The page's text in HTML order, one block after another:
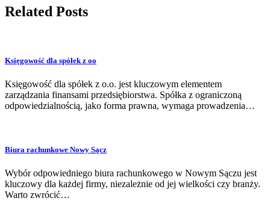
Related Posts
Księgowość dla spółek z oo
Księgowość dla spółek z o.o. jest kluczowym elementem
zarządzania finansami przedsiębiorstwa. Spółka z ograniczoną
odpowiedzialnością, jako forma prawna, wymaga prowadzenia…
Biura rachunkowe Nowy Sącz
Wybór odpowiedniego biura rachunkowego w Nowym Sączu jest
kluczowy dla każdej firmy, niezależnie od jej wielkości czy branży.
Warto zwrócić…